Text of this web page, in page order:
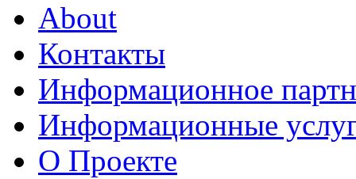
About
Контакты
Информационное
Информационные
О Проекте